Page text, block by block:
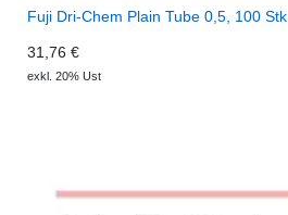
Fuji Dri-Chem Plain Tube 0,5, 100 Stk.
31,76 €
exkl. 20% Ust